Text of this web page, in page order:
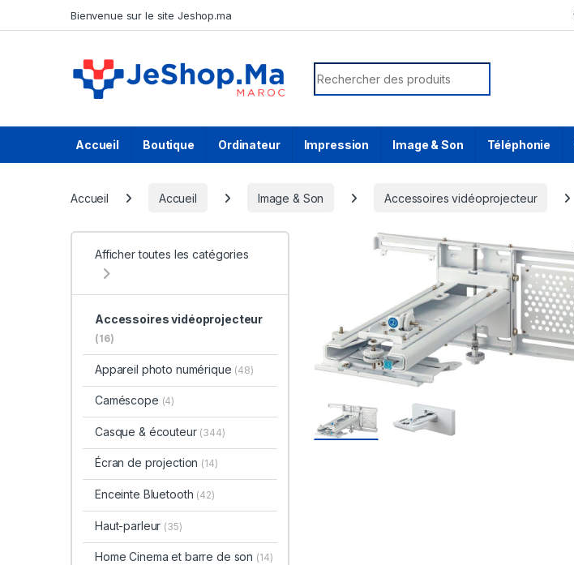
Bienvenue sur le site Jeshop.ma
Search for:
Accueil Boutique Ordinateur Impression Image & Son Téléphonie
Accueil Accueil Image & Son Accessoires vidéoprojecteur
Afficher toutes les catégories
Accessoires vidéoprojecteur
(16)
Appareil photo numérique (48)
Caméscope (4)
Casque & écouteur (344)
Écran de projection (14)
Enceinte Bluetooth (42)
Haut-parleur (35)
Home Cinema et barre de son (14)